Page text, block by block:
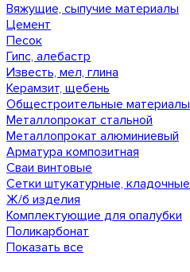
Вяжущие, сыпучие материалы
Цемент
Песок
Гипс, алебастр
Известь, мел, глина
Керамзит, щебень
Общестроительные материалы
Металлопрокат стальной
Металлопрокат алюминиевый
Арматура композитная
Сваи винтовые
Сетки штукатурные, кладочные
Ж/б изделия
Комплектующие для опалубки
Поликарбонат
Показать все